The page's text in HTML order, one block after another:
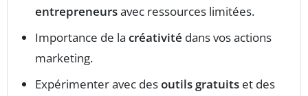
entrepreneursavec ressources limitées.
Importance de la créativité dans vos actions
marketing.
Expérimenter avec desoutils gratuits et des